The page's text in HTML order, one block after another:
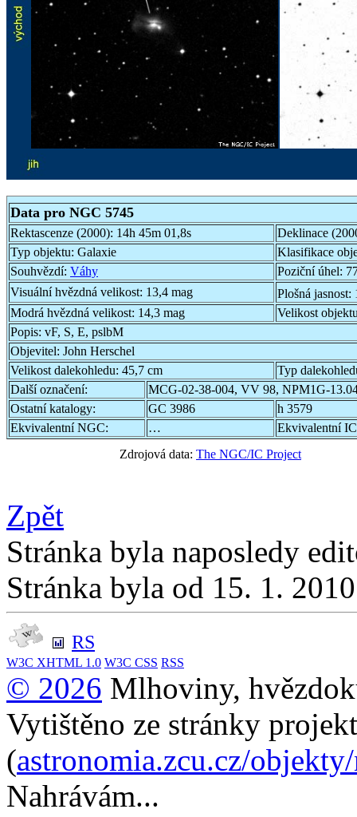
Data pro NGC 5745
Rektascenze (2000): 14h 45m 01,8s
Deklinace
Typ objektu: Galaxie
Klasifikace
Souhvězdí: Váhy Poziční úhel:
Visuální hvězdná velikost: 13,4 mag Plošná jasnost:
Modrá hvězdná velikost: 14,3 mag
Velikost
Popis: vF, S, E, pslbM
Objevitel: John Herschel
Velikost dalekohledu: 45,7 cm
Typ
Další označení:
MCG-02-38-004, VV 98, NPM1G-
Ostatní katalogy:
GC 3986
h 3579
Ekvivalentní NGC:
…
Ekvivalentní
Zdrojová data: The NGC/IC Project
Zpět
Stránka byla naposledy
Stránka byla od 15. 1.
RS
W3C XHTML 1.0 W3C CSS RSS
© 2026 Mlhoviny,
Vytištěno ze stránky
(astronomia.zcu.cz/
Nahrávám...